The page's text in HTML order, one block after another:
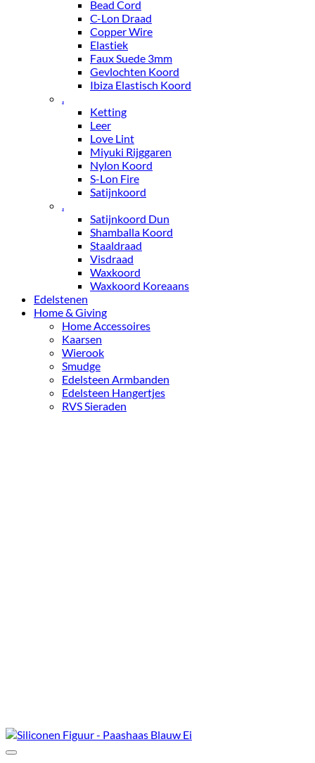
Bead Cord
C-Lon Draad
Copper Wire
Elastiek
Faux Suede 3mm
Gevlochten Koord
Ibiza Elastisch Koord
.
Ketting
Leer
Love Lint
Miyuki Rijggaren
Nylon Koord
S-Lon Fire
Satijnkoord
.
Satijnkoord Dun
Shamballa Koord
Staaldraad
Visdraad
Waxkoord
Waxkoord Koreaans
Edelstenen
Home & Giving
Home Accessoires
Kaarsen
Wierook
Smudge
Edelsteen Armbanden
Edelsteen Hangertjes
RVS Sieraden